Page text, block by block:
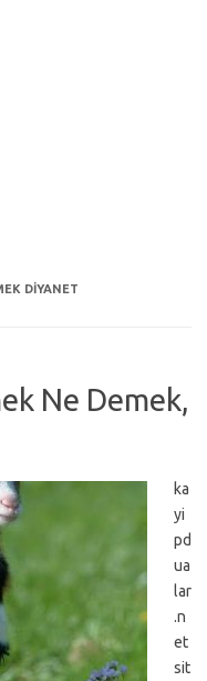
DIYANET
Ne Demek,
ka
yi
pd
ua
lar
.n
et
sit